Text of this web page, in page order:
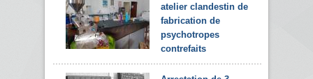
atelier clandestin de
fabrication de
psychotropes
contrefaits